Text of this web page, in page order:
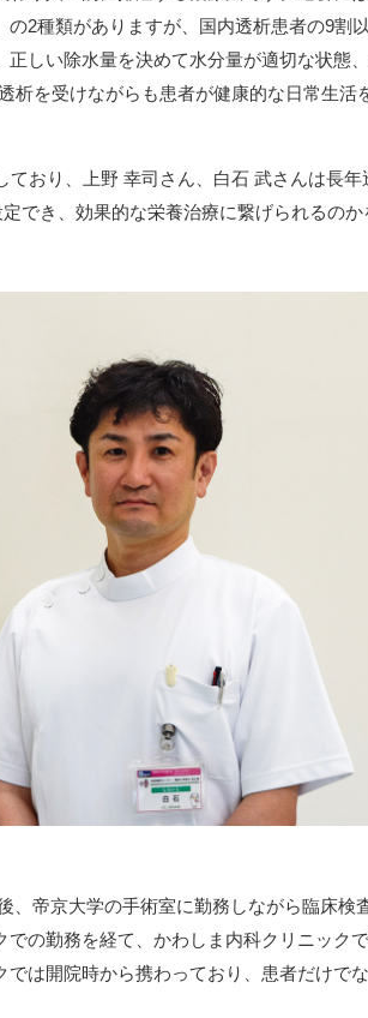
2種類がありますが、国内透析患者の9割
しい除水量を決めて水分量が適切な状態
析を受けながらも患者が健康的な日常生活
おり、上野 幸司さん、白石 武さんは長年
でき、効果的な栄養治療に繋げられるのか
、帝京大学の手術室に勤務しながら臨床検
の勤務を経て、かわしま内科クリニック
は開院時から携わっており、患者だけで